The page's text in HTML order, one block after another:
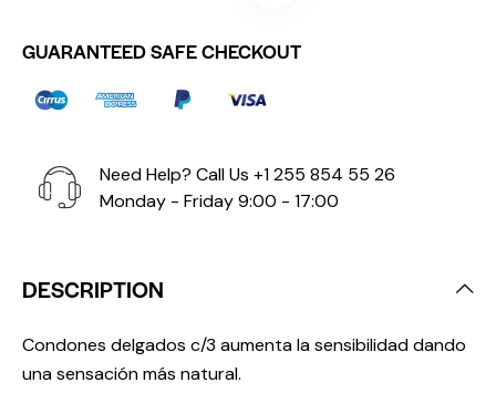
GUARANTEED SAFE CHECKOUT
Need Help? Call Us +1 255 854 55 26
Monday - Friday 9:00 - 17:00
DESCRIPTION
Condones delgados c/3 aumenta la sensibilidad dando
una sensación más natural.